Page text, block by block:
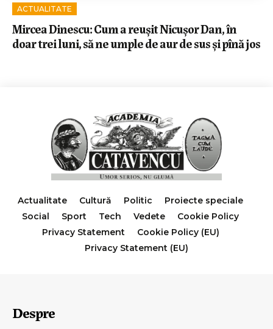
ACTUALITATE
Mircea Dinescu: Cum a reușit Nicușor Dan, în
doar trei luni, să ne umple de aur de sus și pînă jos
Actualitate Cultură Politic
Proiecte speciale
Social
Sport Tech Vedete
Cookie Policy
Privacy Statement
Cookie Policy (EU)
Privacy Statement (EU)
Despre